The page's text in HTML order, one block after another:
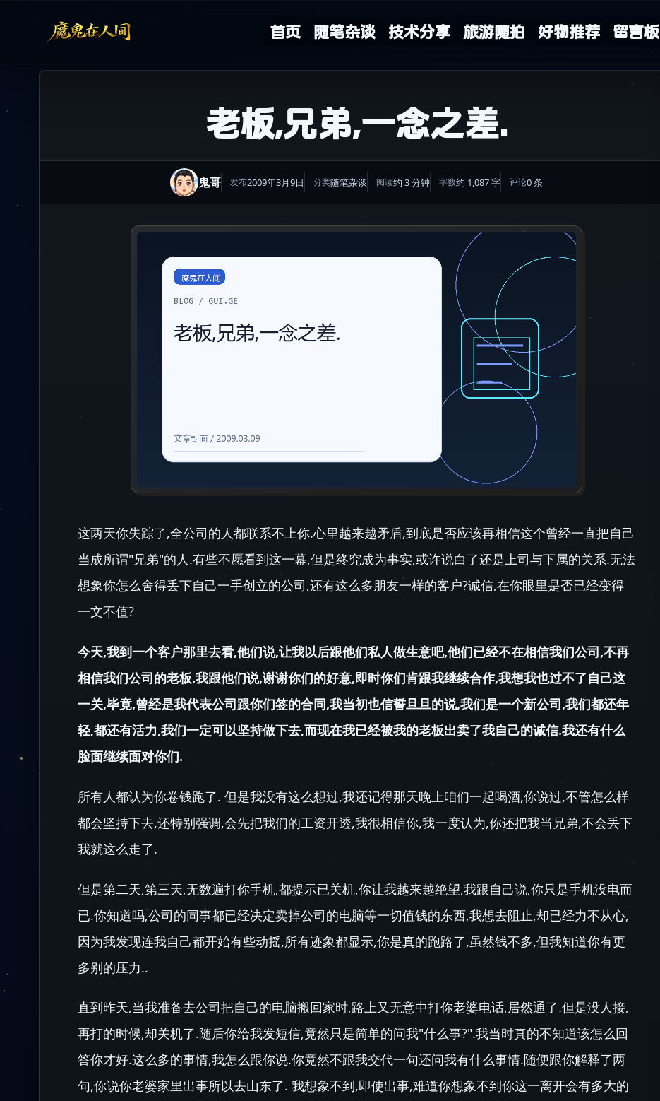
首页 随笔杂谈 技术分享 旅游随拍 好物推荐 留言板
老板,兄弟,一念之差.
鬼哥 发布2009年3月9日 分类随笔杂谈 阅读约 3 分钟 字数约 1,087 字 评论0 条
这两天你失踪了,全公司的人都联系不上你.心里越来越矛盾,到底是否应该再相信这个曾经一直把自己
当成所谓"兄弟"的人.有些不愿看到这一幕,但是终究成为事实,或许说白了还是上司与下属的关系.无法
想象你怎么舍得丢下自己一手创立的公司,还有这么多朋友一样的客户?诚信,在你眼里是否已经变得
一文不值?
今天,我到一个客户那里去看,他们说,让我以后跟他们私人做生意吧,他们已经不在相信我们公司,不再
相信我们公司的老板.我跟他们说,谢谢你们的好意,即时你们肯跟我继续合作,我想我也过不了自己这
一关,毕竟,曾经是我代表公司跟你们签的合同,我当初也信誓旦旦的说,我们是一个新公司,我们都还年
轻,都还有活力,我们一定可以坚持做下去,而现在我已经被我的老板出卖了我自己的诚信.我还有什么
脸面继续面对你们.
所有人都认为你卷钱跑了. 但是我没有这么想过,我还记得那天晚上咱们一起喝酒,你说过,不管怎么样
都会坚持下去,还特别强调,会先把我们的工资开透,我很相信你,我一度认为,你还把我当兄弟,不会丢下
我就这么走了.
但是第二天,第三天,无数遍打你手机,都提示已关机,你让我越来越绝望,我跟自己说,你只是手机没电而
已.你知道吗,公司的同事都已经决定卖掉公司的电脑等一切值钱的东西,我想去阻止,却已经力不从心,
因为我发现连我自己都开始有些动摇,所有迹象都显示,你是真的跑路了,虽然钱不多,但我知道你有更
多别的压力..
直到昨天,当我准备去公司把自己的电脑搬回家时,路上又无意中打你老婆电话,居然通了.但是没人接,
再打的时候,却关机了.随后你给我发短信,竟然只是简单的问我"什么事?".我当时真的不知道该怎么回
答你才好.这么多的事情,我怎么跟你说.你竟然不跟我交代一句还问我有什么事情.随便跟你解释了两
句,你说你老婆家里出事所以去山东了. 我想象不到,即使出事,难道你想象不到你这一离开会有多大的